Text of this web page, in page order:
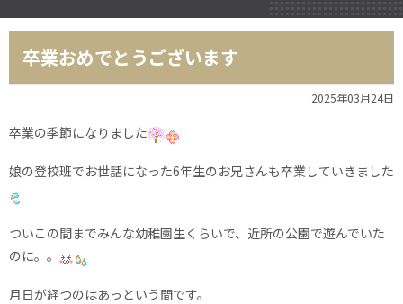
卒業おめでとうございます
2025年03月24日
卒業の季節になりました
娘の登校班でお世話になった6年生のお兄さんも卒業していきました
ついこの間までみんな幼稚園生くらいで、近所の公園で遊んでいた
のに。。
月日が経つのはあっという間です。